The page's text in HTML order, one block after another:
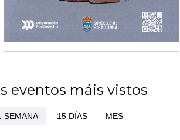
eventos máis vistos
SEMANA 15 DÍAS MES